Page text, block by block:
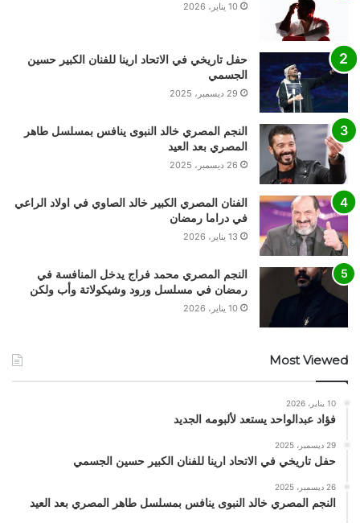
10 يناير، 2026
حفل تاريخي في الاتحاد ارينا للفنان الكبير حسين
الجسمي
29 ديسمبر، 2025
النجم المصري خالد النبوى ينافس بمسلسل طاهر
المصري بعد العيد
26 ديسمبر، 2025
الفنان المصري الكبير خالد الصاوي في اولاد الراعي
في دراما رمضان
13 يناير، 2026
النجم المصري محمد فراج يدخل المنافسة في
رمضان في مسلسل ورود وشيكولاتة وأب ولكن
10 يناير، 2026
Most Viewed
10 يناير، 2026
فؤاد عبدالواحد يستعد لألبومه الجديد
29 ديسمبر، 2025
حفل تاريخي في الاتحاد ارينا للفنان الكبير حسين الجسمي
26 ديسمبر، 2025
النجم المصري خالد النبوى ينافس بمسلسل طاهر المصري بعد العيد